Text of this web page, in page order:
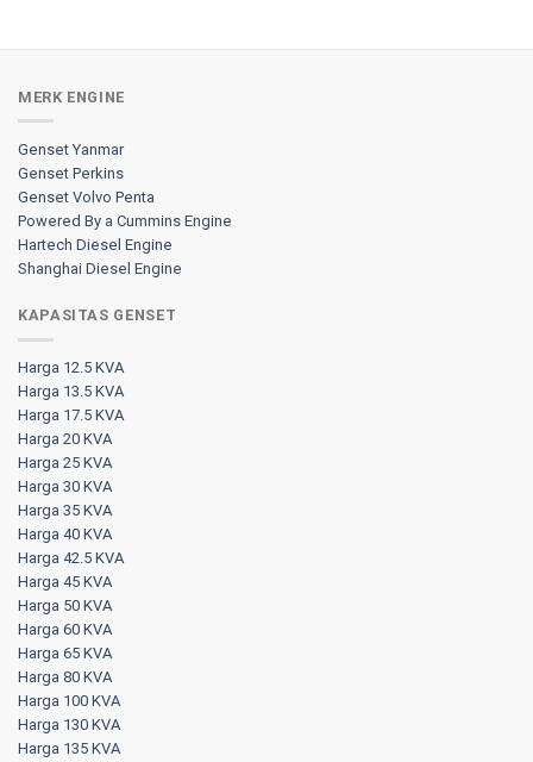
MERK ENGINE
Genset Yanmar
Genset Perkins
Genset Volvo Penta
Powered By a Cummins Engine
Hartech Diesel Engine
Shanghai Diesel Engine
KAPASITAS GENSET
Harga 12.5 KVA
Harga 13.5 KVA
Harga 17.5 KVA
Harga 20 KVA
Harga 25 KVA
Harga 30 KVA
Harga 35 KVA
Harga 40 KVA
Harga 42.5 KVA
Harga 45 KVA
Harga 50 KVA
Harga 60 KVA
Harga 65 KVA
Harga 80 KVA
Harga 100 KVA
Harga 130 KVA
Harga 135 KVA